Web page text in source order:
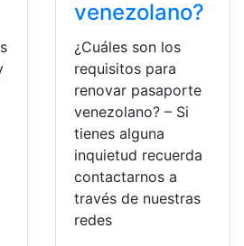
venezolano?
¿Cuáles son los
requisitos para
renovar pasaporte
venezolano? – Si
tienes alguna
inquietud recuerda
contactarnos a
través de nuestras
redes